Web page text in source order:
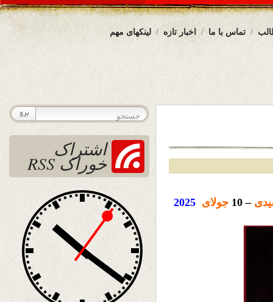
لینکهای مهم اخبار تازه تماس با ما
– 10 جولای 2025
اشتراک
خوراک RSS